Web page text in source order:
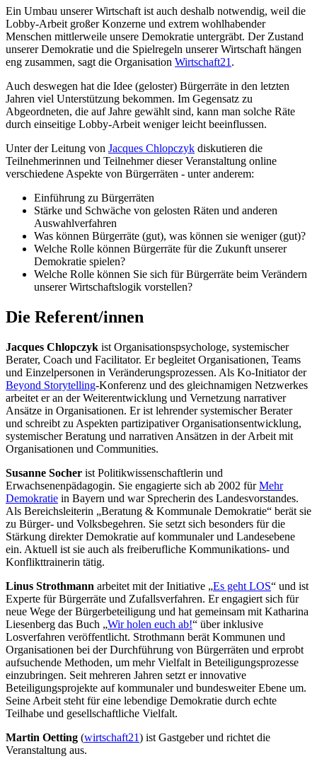
Ein Umbau unserer Wirtschaft ist auch deshalb notwendig, weil die
Lobby-Arbeit großer Konzerne und extrem wohlhabender
Menschen mittlerweile unsere Demokratie untergräbt. Der Zustand
unserer Demokratie und die Spielregeln unserer Wirtschaft hängen
eng zusammen, sagt die Organisation Wirtschaft21 .
Auch deswegen hat die Idee (geloster) Bürgerräte in den letzten
Jahren viel Unterstützung bekommen. Im Gegensatz zu
Abgeordneten, die auf Jahre gewählt sind, kann man solche Räte
durch einseitige Lobby-Arbeit weniger leicht beeinflussen.
Unter der Leitung von Jacques Chlopczyk diskutieren die
Teilnehmerinnen und Teilnehmer dieser Veranstaltung online
verschiedene Aspekte von Bürgerräten - unter anderem:
Einführung zu Bürgerräten
Stärke und Schwäche von gelosten Räten und anderen
Auswahlverfahren
Was können Bürgerräte (gut), was können sie weniger (gut)?
Welche Rolle können Bürgerräte für die Zukunft unserer
Demokratie spielen?
Welche Rolle können Sie sich für Bürgerräte beim Verändern
unserer Wirtschaftslogik vorstellen?
Die Referent/innen
Jacques Chlopczyk ist Organisationspsychologe, systemischer
Berater, Coach und Facilitator. Er begleitet Organisationen, Teams
und Einzelpersonen in Veränderungsprozessen. Als Ko-Initiator der
Beyond Storytelling-Konferenz und des gleichnamigen Netzwerkes
arbeitet er an der Weiterentwicklung und Vernetzung narrativer
Ansätze in Organisationen. Er ist lehrender systemischer Berater
und schreibt zu Aspekten partizipativer Organisationsentwicklung,
systemischer Beratung und narrativen Ansätzen in der Arbeit mit
Organisationen und Communities.
Susanne Socher ist Politikwissenschaftlerin und
Erwachsenenpädagogin. Sie engagierte sich ab 2002 fürMehr
Demokratie in Bayern und war Sprecherin des Landesvorstandes.
Als Bereichsleiterin „Beratung & Kommunale Demokratie“ berät sie
zu Bürger- und Volksbegehren. Sie setzt sich besonders für die
Stärkung direkter Demokratie auf kommunaler und Landesebene
ein. Aktuell ist sie auch als freiberufliche Kommunikations- und
Konflikttrainerin tätig.
Linus Strothmann arbeitet mit der Initiative „Es geht LOS“ und ist
Experte für Bürgerräte und Zufallsverfahren. Er engagiert sich für
neue Wege der Bürgerbeteiligung und hat gemeinsam mit Katharina
Liesenberg das Buch „Wir holen euch ab!“ über inklusive
Losverfahren veröffentlicht. Strothmann berät Kommunen und
Organisationen bei der Durchführung von Bürgerräten und erprobt
aufsuchende Methoden, um mehr Vielfalt in Beteiligungsprozesse
einzubringen. Seit mehreren Jahren setzt er innovative
Beteiligungsprojekte auf kommunaler und bundesweiter Ebene um.
Seine Arbeit steht für eine lebendige Demokratie durch echte
Teilhabe und gesellschaftliche Vielfalt.
Martin Oetting (wirtschaft21) ist Gastgeber und richtet die
Veranstaltung aus.